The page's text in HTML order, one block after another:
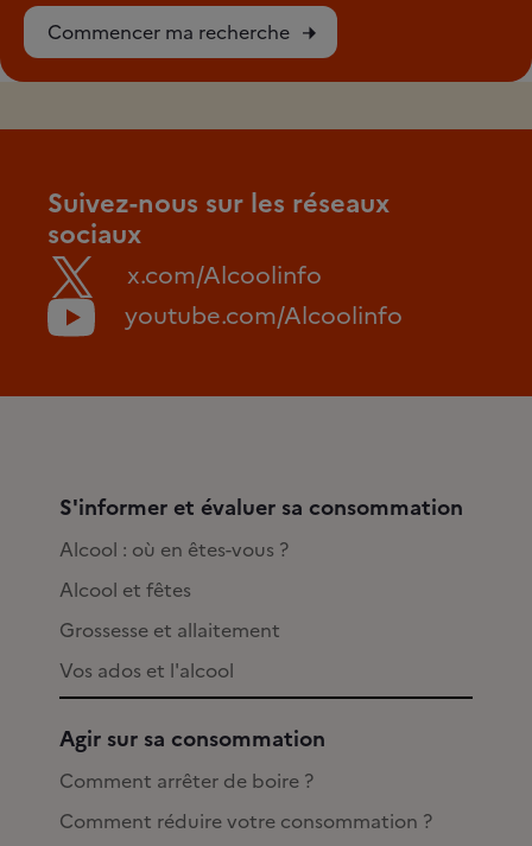
Commencer ma recherche
Suivez-nous sur les réseaux
sociaux
x.com/Alcoolinfo
youtube.com/Alcoolinfo
S'informer et évaluer sa consommation
Alcool : où en êtes-vous ?
Alcool et fêtes
Grossesse et allaitement
Vos ados et l'alcool
Agir sur sa consommation
Comment arrêter de boire ?
Comment réduire votre consommation ?